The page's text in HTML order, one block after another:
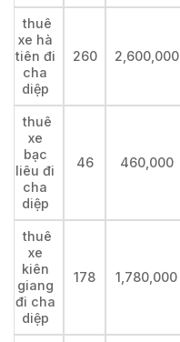
thuê
xe hà
tiên đi
cha
diệp
260 2,600,000
thuê
xe
bạc
liêu đi
cha
diệp
46 460,000
thuê
xe
kiên
giang
đi cha
diệp
178 1,780,000